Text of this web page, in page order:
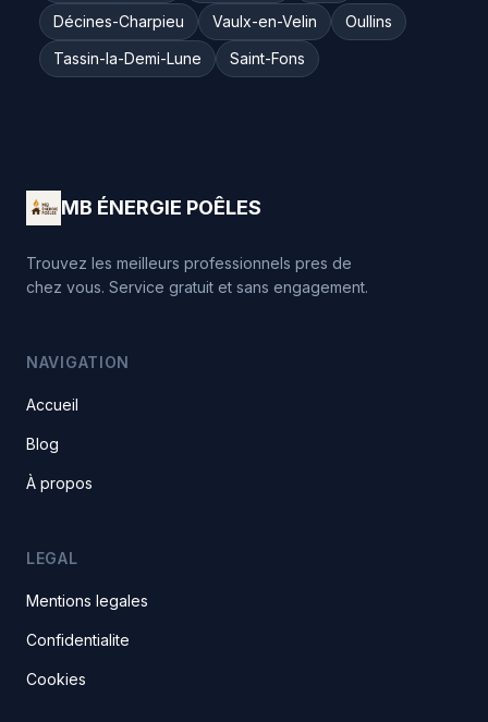
Décines-Charpieu
Vaulx-en-Velin
Oullins
Tassin-la-Demi-Lune
Saint-Fons
MB ÉNERGIE POÊLES
Trouvez les meilleurs professionnels pres de
chez vous. Service gratuit et sans engagement.
NAVIGATION
Accueil
Blog
À propos
LEGAL
Mentions legales
Confidentialite
Cookies